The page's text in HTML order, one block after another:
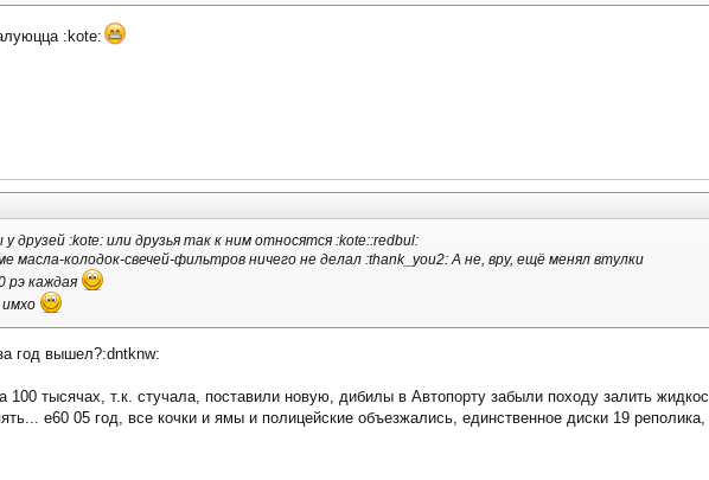
:kote:
друзей :kote: или друзья так к ним относятся :kote::redbul:
масла-колодок-свечей-фильтров ничего не делал :thank_you2: А не, вру, ещё менял втулки
рэ каждая
год вышел?:dntknw:
100 тысячах, т.к. стучала, поставили новую, дибилы в Автопорту забыли походу залить
е60 05 год, все кочки и ямы и полицейские объезжались, единственное диски 19